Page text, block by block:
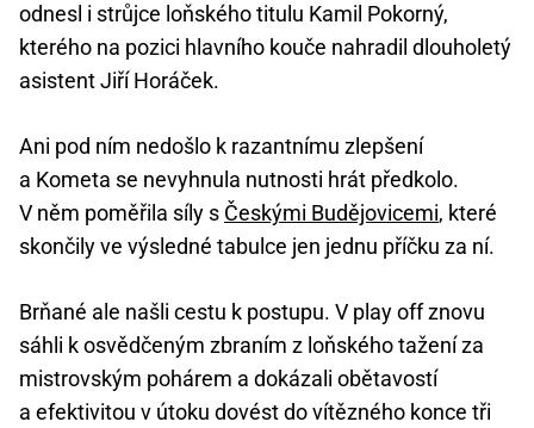
odnesl i strůjce loňského titulu Kamil Pokorný,
kterého na pozici hlavního kouče nahradil dlouholetý
asistent Jiří Horáček.
Ani pod ním nedošlo k razantnímu zlepšení
a Kometa se nevyhnula nutnosti hrát předkolo.
V něm poměřila síly s Českými Budějovicemi, které
skončily ve výsledné tabulce jen jednu příčku za ní.
Brňané ale našli cestu k postupu. V play off znovu
sáhli k osvědčeným zbraním z loňského tažení za
mistrovským pohárem a dokázali obětavostí
a efektivitou v útoku dovést do vítězného konce tři